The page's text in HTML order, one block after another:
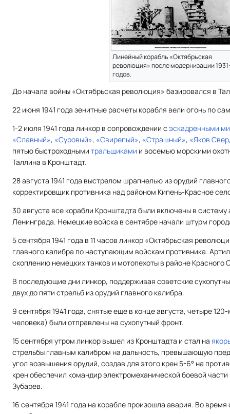
Линейный корабль «Октябрьская
революция» после модернизации
годов.
До начала войны «Октябрьская революция» базировался в
22 июня 1941 года зенитные расчеты корабля вели огонь по
1-2 июля 1941 года линкор в сопровождении с эскадренными
«Славный», «Суровый», «Свирепый», «Страшный», «Яков
пятью быстроходными тральщиками и восемью морскими
Таллина в Кронштадт.
28 августа 1941 года выстрелом шрапнелью из орудий
корректировщик противника над районом Кипень-Красное
30 августа все корабли Кронштадта были включены в
Ленинграда. Немецкие войска в сентябре начали штурм
5 сентября 1941 года в 11 часов линкор «Октябрьская
главного калибра по наступающим войскам противника.
скоплению немецких танков и мотопехоты в районе Красного
В последующие дни линкор, поддерживая советские
двух до пяти стрельб из орудий главного калибра.
9 сентября 1941 года, снятые еще в конце августа, четыре
человека) были отправлены на сухопутный фронт.
15 сентября утром линкор вышел из Кронштадта и стал на
стрельбы главным калибром на дальность, превышающую
угол возвышения орудий, создав для этого крен 5-6° на
крен обеспечил командир электромеханической боевой
Зубарев.
16 сентября 1941 года на корабле произошла авария. Во